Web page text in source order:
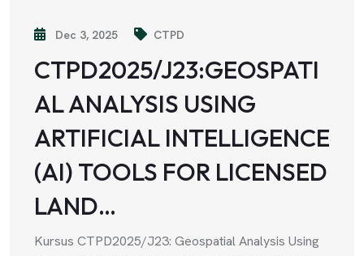
Dec 3, 2025 CTPD
CTPD2025/J23:GEOSPATI
AL ANALYSIS USING
ARTIFICIAL INTELLIGENCE
(AI) TOOLS FOR LICENSED
LAND…
Kursus CTPD2025/J23: Geospatial Analysis Using